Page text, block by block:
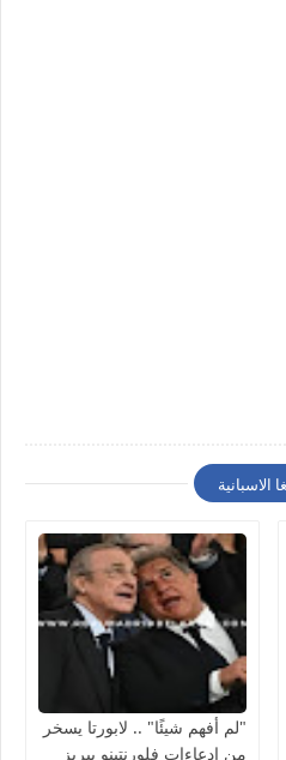
"لم أفهم شيئًا" .. لابورتا يسخر
من ادعاءات فلورنتينو بيريز